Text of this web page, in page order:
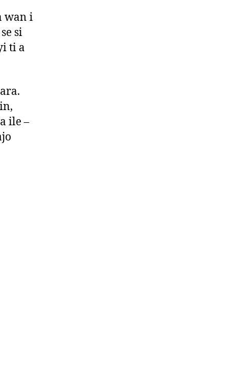
wan i
si
ti a
ile –